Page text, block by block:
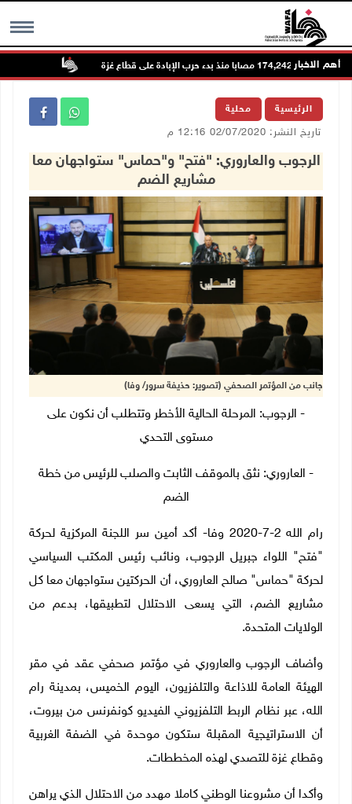
MENU أهم الاخبار تواصل
الرئيسية محلية
تاريخ النشر: 02/07/2020 12:16 م
الرجوب والعاروري: "فتح" و"حماس" ستواجهان معا
مشاريع الضم
جانب من المؤتمر الصحفي (تصوير: حذيفة سرور/ وفا)
- الرجوب: المرحلة الحالية الأخطر وتتطلب أن نكون على
مستوى التحدي
- العاروري: نثق بالموقف الثابت والصلب للرئيس من خطة
الضم
رام الله 2-7-2020 وفا- أكد أمين سر اللجنة المركزية لحركة
"فتح" اللواء جبريل الرجوب، ونائب رئيس المكتب السياسي
لحركة "حماس" صالح العاروري، أن الحركتين ستواجهان معا كل
مشاريع الضم، التي يسعى الاحتلال لتطبيقها، بدعم من
الولايات المتحدة.
وأضاف الرجوب والعاروري في مؤتمر صحفي عقد في مقر
الهيئة العامة للاذاعة والتلفزيون، اليوم الخميس، بمدينة رام
الله، عبر نظام الربط التلفزيوني الفيديو كونفرنس من بيروت،
أن الاستراتيجية المقبلة ستكون موحدة في الضفة الغربية
وقطاع غزة للتصدي لهذه المخططات.
وأكدا أن مشروعنا الوطني كاملا مهدد من الاحتلال الذي يراهن